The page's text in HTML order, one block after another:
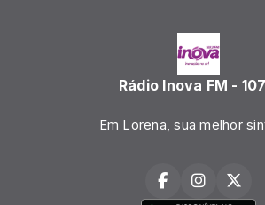
Rádio Inova FM -
Em Lorena, sua melhor